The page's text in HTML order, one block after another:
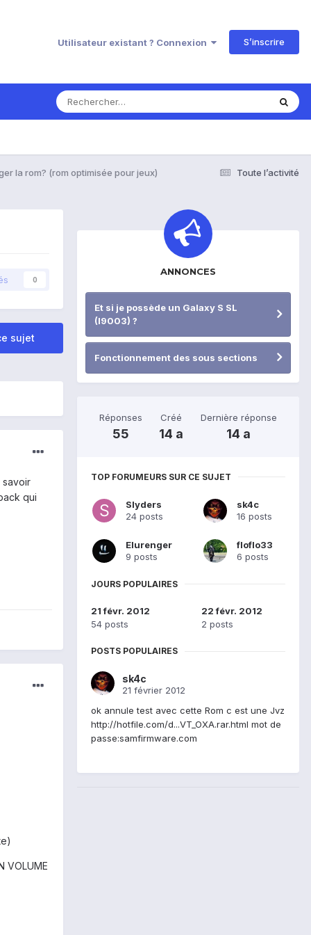
Utilisateur existant ? Connexion S’inscrire
Toute l’activité
la rom? (rom optimisée pour jeux)
0
sujet
savoir
qui
VOLUME
ANNONCES
Et si je possède un Galaxy S SL
(I9003) ?
Fonctionnement des sous sections
Réponses
55
Créé
14 a
Dernière réponse
14 a
TOP FORUMEURS SUR CE SUJET
Slyders
24 posts
sk4c
16 posts
Elurenger
9 posts
floflo33
6 posts
JOURS POPULAIRES
21 févr. 2012
54 posts
22 févr. 2012
2 posts
POSTS POPULAIRES
sk4c
21 février 2012
ok annule test avec cette Rom c est une Jvz
http://hotfile.com/d...VT_OXA.rar.html mot de
passe:samfirmware.com